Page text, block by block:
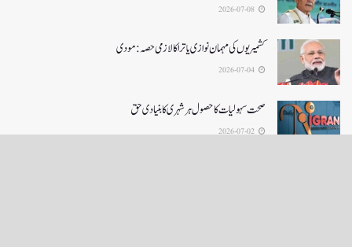
کشمیریوں کی مہمان نوازی یاترا کا لازمی حصہ: مودی
صحت سہولیات کا حصول ہر شہری کا بنیادی حق